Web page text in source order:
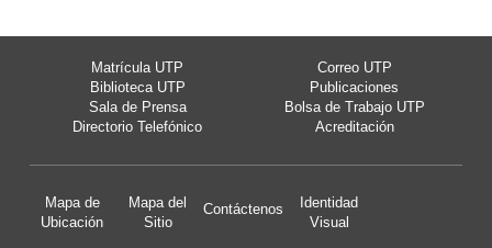
Matrícula UTP
Correo UTP
Biblioteca UTP
Publicaciones
Sala de Prensa
Bolsa de Trabajo UTP
Directorio Telefónico
Acreditación
Mapa de
Ubicación
Mapa del
Sitio
Contáctenos
Identidad
Visual